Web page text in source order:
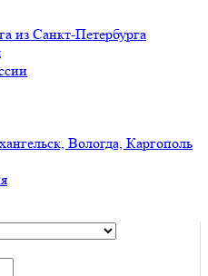
из Санкт-Петербурга
Вологда, Каргополь